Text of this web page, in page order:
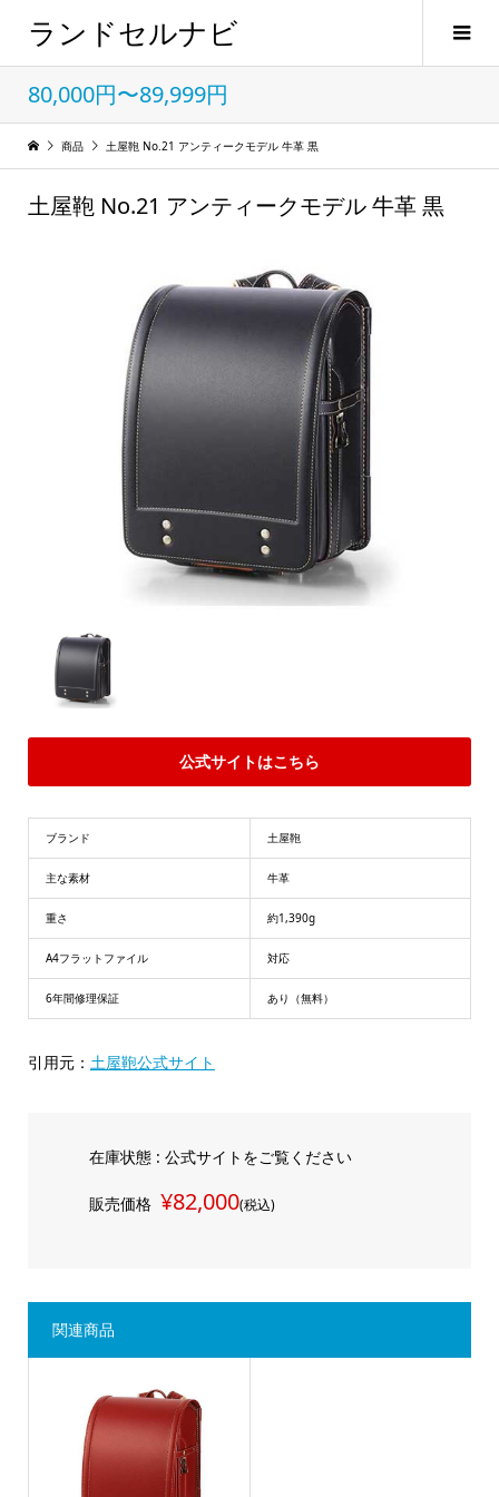
ランドセルナビ
80,000円〜89,999円
商品 土屋鞄 No.21 アンティークモデル 牛革 黒
土屋鞄 No.21 アンティークモデル 牛革 黒
公式サイトはこちら
ブランド 土屋鞄
主な素材 牛革
重さ 約1,390g
A4フラットファイル 対応
6年間修理保証 あり（無料）
引用元： 土屋鞄公式サイト
在庫状態 : 公式サイトをご覧ください
販売価格 ¥82,000(税込)
関連商品